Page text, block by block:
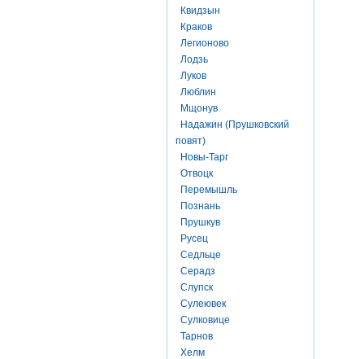
Квидзын
Краков
Легионово
Лодзь
Луков
Люблин
Мщонув
Надажин (Прушковский
повят)
Новы-Тарг
Отвоцк
Перемышль
Познань
Прушкув
Русец
Седльце
Серадз
Слупск
Сулеювек
Сулковице
Тарнов
Хелм